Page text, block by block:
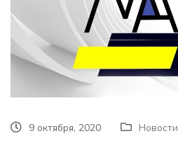
9 октября, 2020 Новости